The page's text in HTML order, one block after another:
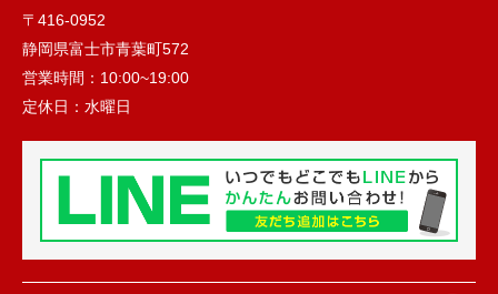
〒416-0952
静岡県富士市青葉町572
営業時間： 10:00~19:00
定休日： 水曜日